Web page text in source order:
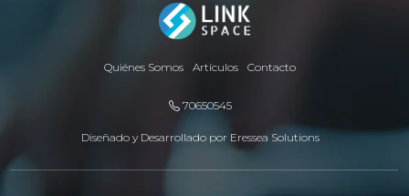
Quiénes Somos Artículos Contacto
70650545
Diseñado y Desarrollado por Eressea Solutions